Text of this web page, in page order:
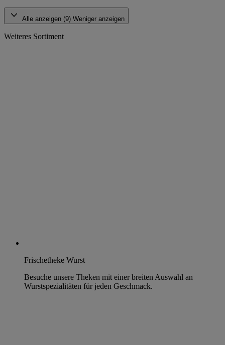
Alle anzeigen (9) Weniger anzeigen
Weiteres Sortiment
Frischetheke Wurst
Besuche unsere Theken mit einer breiten Auswahl an
Wurstspezialitäten für jeden Geschmack.